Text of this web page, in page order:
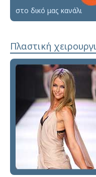
στο δικό μας κανάλι
Πλαστική